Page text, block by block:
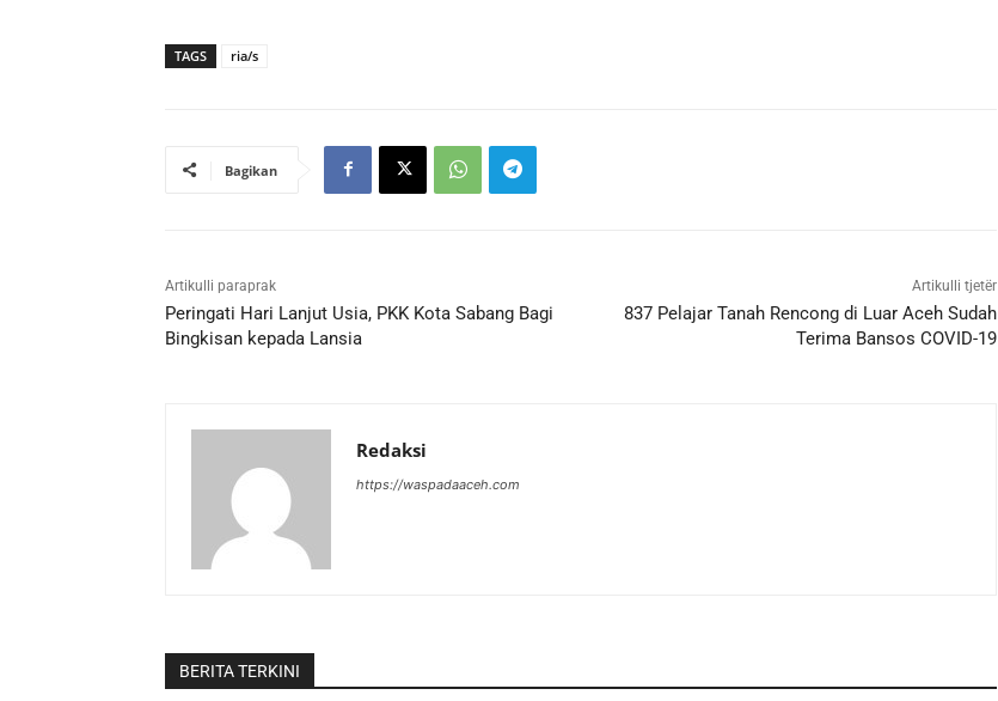
TAGS ria/s
Bagikan
Artikulli paraprak
Peringati Hari Lanjut Usia, PKK Kota Sabang Bagi
Bingkisan kepada Lansia
Artikulli tjetër
837 Pelajar Tanah Rencong di Luar Aceh Sudah
Terima Bansos COVID-19
Redaksi
https://waspadaaceh.com
BERITA TERKINI